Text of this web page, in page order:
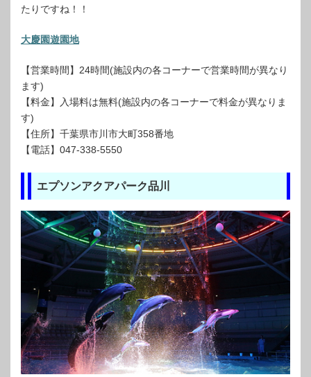
たりですね！！
大慶園遊園地
【営業時間】24時間(施設内の各コーナーで営業時間が異なり
ます)
【料金】入場料は無料(施設内の各コーナーで料金が異なりま
す)
【住所】千葉県市川市大町358番地
【電話】047-338-5550
エプソンアクアパーク品川